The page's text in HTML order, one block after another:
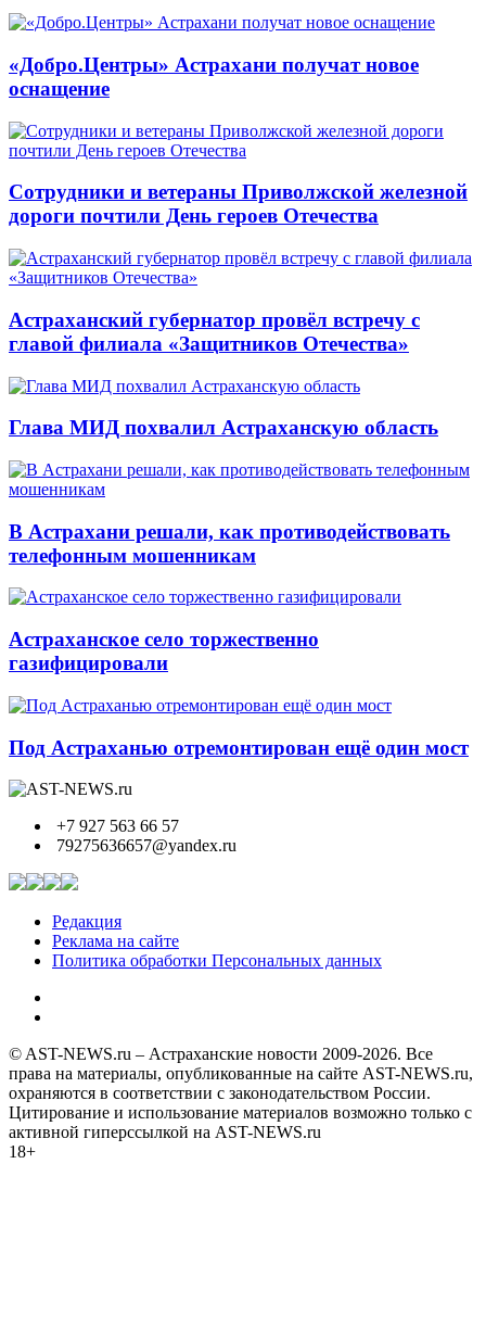
«Добро.Центры» Астрахани получат новое
оснащение
Сотрудники и ветераны Приволжской железной
дороги почтили День героев Отечества
Астраханский губернатор провёл встречу с
главой филиала «Защитников Отечества»
Глава МИД похвалил Астраханскую область
В Астрахани решали, как противодействовать
телефонным мошенникам
Астраханское село торжественно
газифицировали
Под Астраханью отремонтирован ещё один мост
+7 927 563 66 57
79275636657@yandex.ru
Редакция
Реклама на сайте
Политика обработки Персональных данных
© AST-NEWS.ru – Астраханские новости 2009-2026. Все
права на материалы, опубликованные на сайте AST-NEWS.ru,
охраняются в соответствии с законодательством России.
Цитирование и использование материалов возможно только с
активной гиперссылкой на AST-NEWS.ru
18+